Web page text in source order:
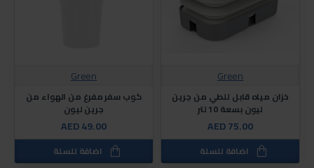
Green
خزان مياه قابل للطي من جرين
ليون بسعة 10 لتر
AED 75.00
اضافة للسلة
Green
كوب سفر مفرغ من الهواء من
جرين ليون
AED 49.00
اضافة للسلة